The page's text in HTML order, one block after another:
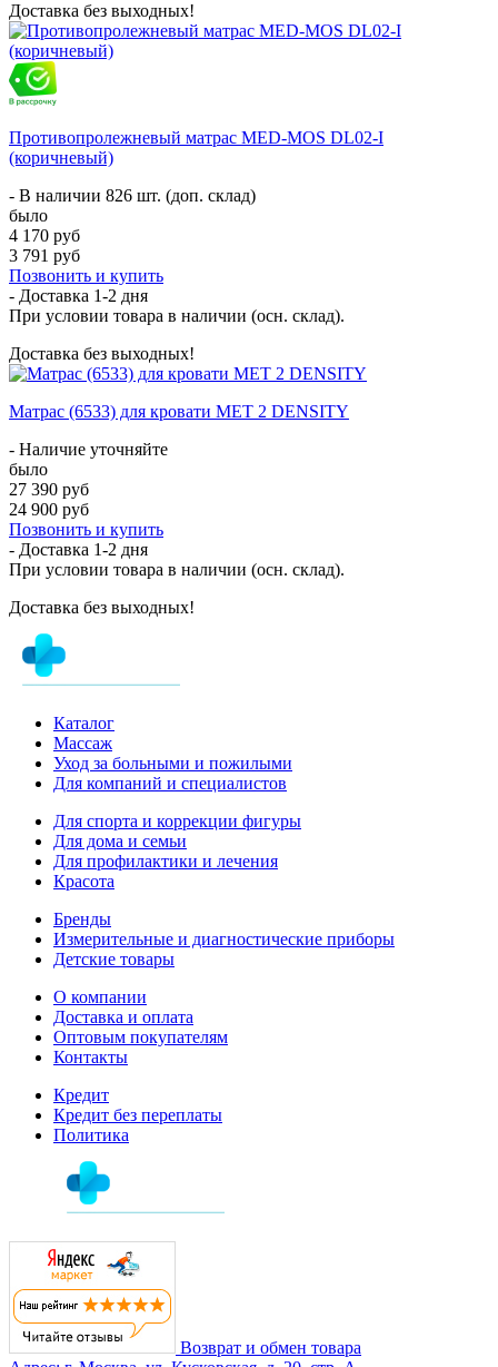
Доставка без выходных!
Противопролежневый матрас MED-MOS DL02-I
(коричневый)
- В наличии 826 шт. (доп. склад)
было
4 170 руб
3 791 руб
Позвонить и купить
- Доставка 1-2 дня
При условии товара в наличии (осн. склад).
Доставка без выходных!
Матрас (6533) для кровати MET 2 DENSITY
- Наличие уточняйте
было
27 390 руб
24 900 руб
Позвонить и купить
- Доставка 1-2 дня
При условии товара в наличии (осн. склад).
Доставка без выходных!
Каталог
Массаж
Уход за больными и пожилыми
Для компаний и специалистов
Для спорта и коррекции фигуры
Для дома и семьи
Для профилактики и лечения
Красота
Бренды
Измерительные и диагностические приборы
Детские товары
О компании
Доставка и оплата
Оптовым покупателям
Контакты
Кредит
Кредит без переплаты
Политика
Возврат и обмен товара